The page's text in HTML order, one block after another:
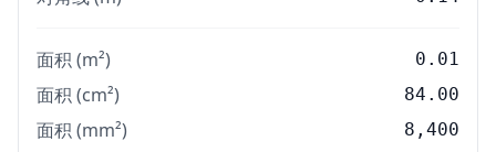
面积 (m²) 0.01
面积 (cm²) 84.00
面积 (mm²) 8,400